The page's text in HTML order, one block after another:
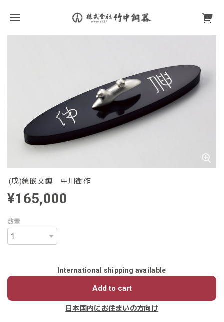
(戌)象嵌文鎮 中川衛作
¥165,000
数量
International shipping available
Add to cart
日本国内にお住まいの方向け